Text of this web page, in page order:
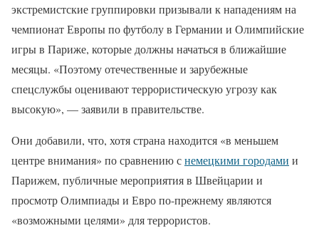
экстремистские группировки призывали к нападениям на
чемпионат Европы по футболу в Германии и Олимпийские
игры в Париже, которые должны начаться в ближайшие
месяцы. «Поэтому отечественные и зарубежные
спецслужбы оценивают террористическую угрозу как
высокую», — заявили в правительстве.
Они добавили, что, хотя страна находится «в меньшем
центре внимания» по сравнению снемецкими городами и
Парижем, публичные мероприятия в Швейцарии и
просмотр Олимпиады и Евро по-прежнему являются
«возможными целями» для террористов.